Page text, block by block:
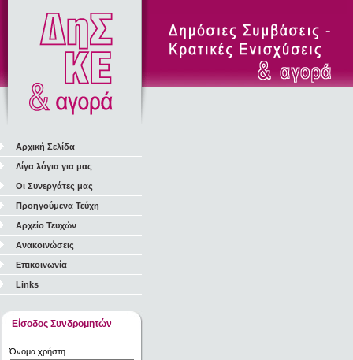
Αρχική Σελίδα
Λίγα λόγια για μας
Οι Συνεργάτες μας
Προηγούμενα Τεύχη
Αρχείο Τευχών
Ανακοινώσεις
Επικοινωνία
Links
Είσοδος Συνδρομητών
Όνομα χρήστη